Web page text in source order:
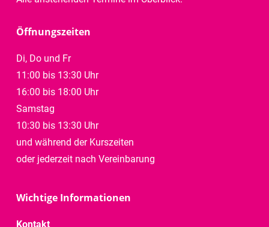
Öffnungszeiten
Di, Do und Fr
11:00 bis 13:30 Uhr
16:00 bis 18:00 Uhr
Samstag
10:30 bis 13:30 Uhr
und während der Kurszeiten
oder jederzeit nach Vereinbarung
Wichtige Informationen
Kontakt